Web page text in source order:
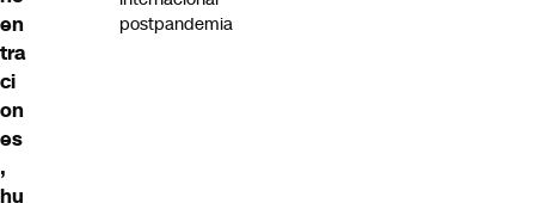
en
tra
ci
on
es
,
hu
postpandemia